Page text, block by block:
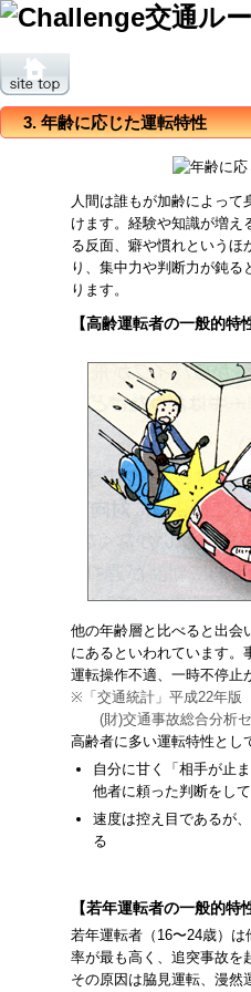
3. 年齢に応じた運転特性
人間は誰もが加齢によって
けます。経験や知識が増え
る反面、癖や慣れというほ
り、集中力や判断力が鈍る
ります。
【高齢運転者の一般的特
他の年齢層と比べると出会
にあるといわれています。
運転操作不適、一時不停止
※「交通統計」平成22年版
(財)交通事故総合分析セ
高齢者に多い運転特性とし
自分に甘く「相手が止
他者に頼った判断をし
速度は控え目であるが
る
【若年運転者の一般的特
若年運転者（16〜24歳）
率が最も高く、追突事故を
その原因は脇見運転、漫然